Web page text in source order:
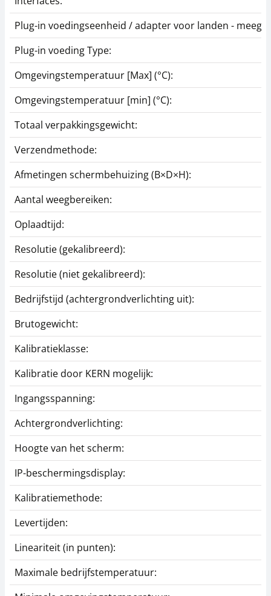
Plug-in voedingseenheid / adapter voor landen -
Plug-in voeding Type:
Omgevingstemperatuur [Max] (°C):
Omgevingstemperatuur [min] (°C):
Totaal verpakkingsgewicht:
Verzendmethode:
Afmetingen schermbehuizing (B×D×H):
Aantal weegbereiken:
Oplaadtijd:
Resolutie (gekalibreerd):
Resolutie (niet gekalibreerd):
Bedrijfstijd (achtergrondverlichting uit):
Brutogewicht:
Kalibratieklasse:
Kalibratie door KERN mogelijk:
Ingangsspanning:
Achtergrondverlichting:
Hoogte van het scherm:
IP-beschermingsdisplay:
Kalibratiemethode:
Levertijden:
Lineariteit (in punten):
Maximale bedrijfstemperatuur: